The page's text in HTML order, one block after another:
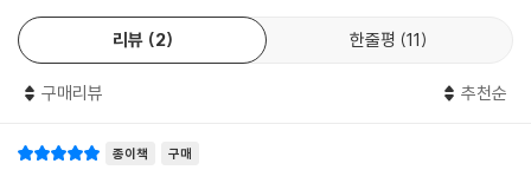
혁명이라니, 무슨…
--- N. K. 제미신, 「비상용 피부」 중에서
때로는 하늘의 작은 부분이 스스로 파랗게 변했다.
고루 편성한다. 흥미롭게도, 이 책에 수록된 27편의 작품 중에서 2020년
휴고상, 네뷸러상, 로커스상 수상작이 전부 나왔으며 최종 후보작 또한 다
수 포진해 있다. 특히 로커스상 단편 부문의 경우, 최종 후보작에 오른 10
편 중 최종 수상작을 포함한 6편이 이 책에 수록돼 있을 정도다. 세계적 SF
는 이 선집에, 허블은 “SFnal(=Science Fictional, SF적인)”이라는 제
리뷰 2 한줄평 11
구매리뷰 추천순
종이책 구매